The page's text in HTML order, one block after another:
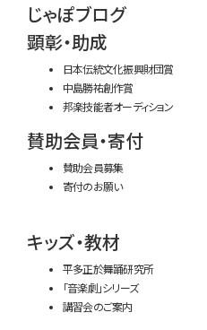
じゃぽブログ
顕彰・助成
日本伝統文化振興財団賞
中島勝祐創作賞
邦楽技能者オーディション
賛助会員・寄付
賛助会員募集
寄付のお願い
キッズ・教材
平多正於舞踊研究所
「音楽劇」シリーズ
講習会のご案内